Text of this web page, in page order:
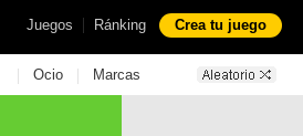
Juegos | Ránking Crea tu juego
| Ocio | Marcas